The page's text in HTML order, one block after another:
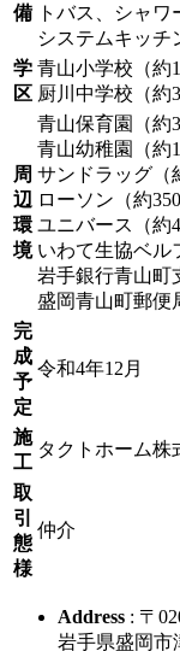
備 トバス、シャ
システムキッチ
学
区
青山小学校（約
厨川中学校（約
周
辺
環
境
青山保育園（約
青山幼稚園（約
サンドラッグ（
ローソン（約
ユニバース（約
いわて生協ベル
岩手銀行青山町
盛岡青山町郵便
完
成
予
定
令和4年12月
施
工
タクトホーム株
取
引
態
様
仲介
Address : 〒
岩手県盛岡市